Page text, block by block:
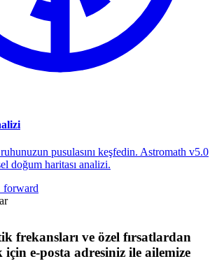
pusulasını keşfedin. Astromath v5.0
doğum haritası analizi.
frekansları ve özel fırsatlardan
e-posta adresiniz ile ailemize